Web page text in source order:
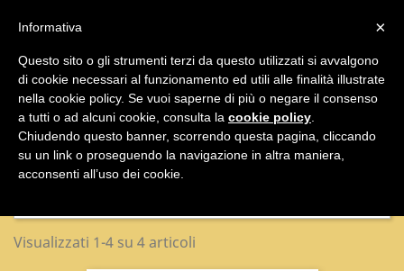


Vini E Distillati
Visualizzati 1-4 su 4 articoli
×
Informativa
Questo sito o gli strumenti terzi da questo utilizzati si avvalgono
di cookie necessari al funzionamento ed utili alle finalità illustrate
nella cookie policy. Se vuoi saperne di più o negare il consenso
a tutti o ad alcuni cookie, consulta la cookie policy
Chiudendo questo banner, scorrendo questa pagina, cliccando
su un link o proseguendo la navigazione in altra maniera,
acconsenti all’uso dei cookie.